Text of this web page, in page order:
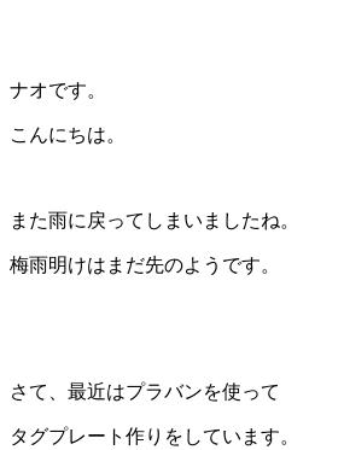
ナオです。
こんにちは。
また雨に戻ってしまいましたね。
梅雨明けはまだ先のようです。
さて、最近はプラバンを使って
タグプレート作りをしています。